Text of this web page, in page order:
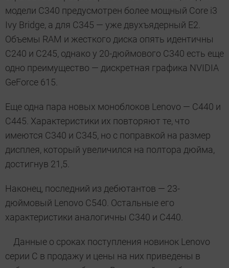
модели C340 предусмотрен более мощный Core i3
Ivy Bridge, а для С345 — уже двухъядерный E2.
Объемы RAM и жесткого диска опять идентичны
C240 и C245, однако у 20-дюймового C340 есть еще
одно преимущество — дискретная графика NVIDIA
GeForce 615.
Еще одна пара новых моноблоков Lenovo — C440 и
C445. Характеристики их повторяют те, что
имеются C340 и C345, но с поправкой на размер
дисплея, который увеличился на полтора дюйма,
достигнув 21,5.
Наконец, последний из дебютантов — 23-
дюймовый Lenovo C540. Остальные его
характеристики аналогичны C340 и C440.
Данные о сроках поступления новинок Lenovo
серии C в продажу и цены на них приведены в